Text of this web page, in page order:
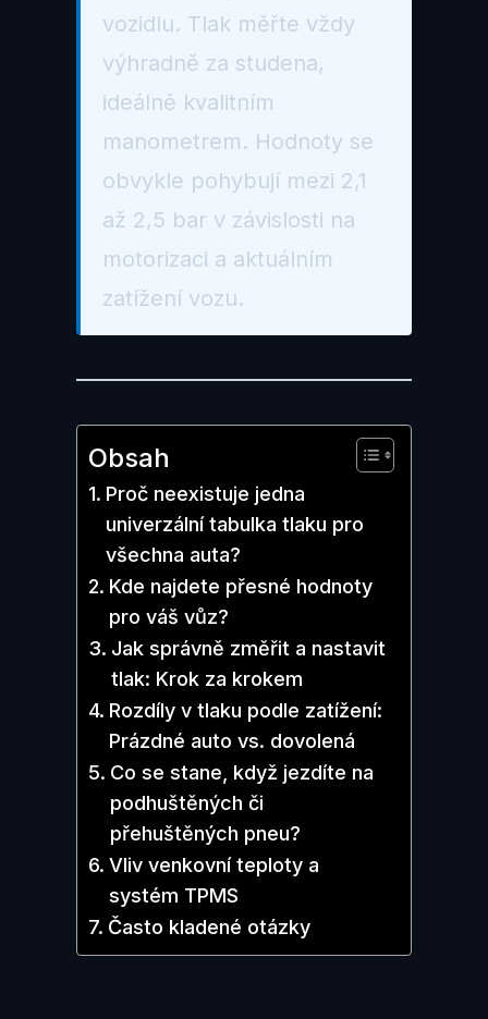
vozidlu. Tlak měřte vždy
výhradně za studena,
ideálně kvalitním
manometrem. Hodnoty se
obvykle pohybují mezi 2,1
až 2,5 bar v závislosti na
motorizaci a aktuálním
zatížení vozu.
Obsah
Proč neexistuje jedna
univerzální tabulka tlaku pro
všechna auta?
Kde najdete přesné hodnoty
pro váš vůz?
Jak správně změřit a nastavit
tlak: Krok za krokem
Rozdíly v tlaku podle zatížení:
Prázdné auto vs. dovolená
Co se stane, když jezdíte na
podhuštěných či
přehuštěných pneu?
Vliv venkovní teploty a
systém TPMS
Často kladené otázky